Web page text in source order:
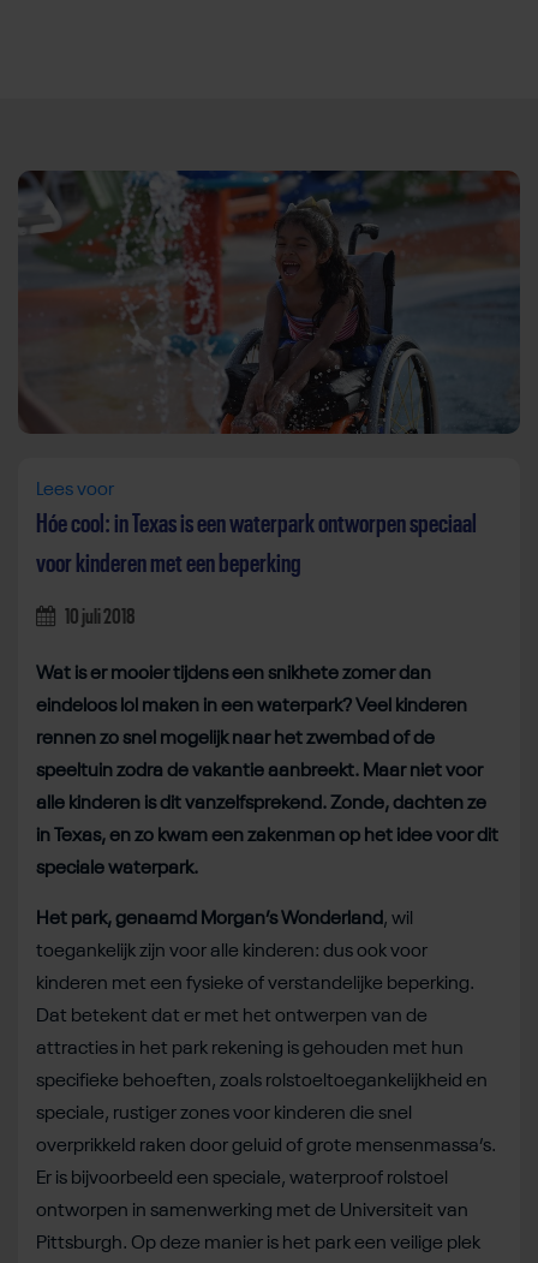
Direct door naar content
Lees voor
Hóe cool: in Texas is een waterpark ontworpen speciaal
voor kinderen met een beperking
10 juli 2018
Wat is er mooier tijdens een snikhete zomer dan
eindeloos lol maken in een waterpark? Veel kinderen
rennen zo snel mogelijk naar het zwembad of de
speeltuin zodra de vakantie aanbreekt. Maar niet voor
alle kinderen is dit vanzelfsprekend. Zonde, dachten ze
in Texas, en zo kwam een zakenman op het idee voor dit
speciale waterpark.
Het park, genaamd Morgan’s Wonderland, wil
toegankelijk zijn voor alle kinderen: dus ook voor
kinderen met een fysieke of verstandelijke beperking.
Dat betekent dat er met het ontwerpen van de
attracties in het park rekening is gehouden met hun
specifieke behoeften, zoals rolstoeltoegankelijkheid en
speciale, rustiger zones voor kinderen die snel
overprikkeld raken door geluid of grote mensenmassa’s.
Er is bijvoorbeeld een speciale, waterproof rolstoel
ontworpen in samenwerking met de Universiteit van
Pittsburgh. Op deze manier is het park een veilige plek